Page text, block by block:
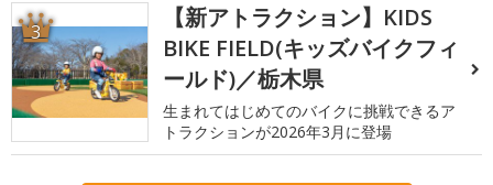
3
【新アトラクション】KIDS
BIKE FIELD(キッズバイクフィ
ールド)／栃木県
生まれてはじめてのバイクに挑戦できるア
トラクションが2026年3月に登場